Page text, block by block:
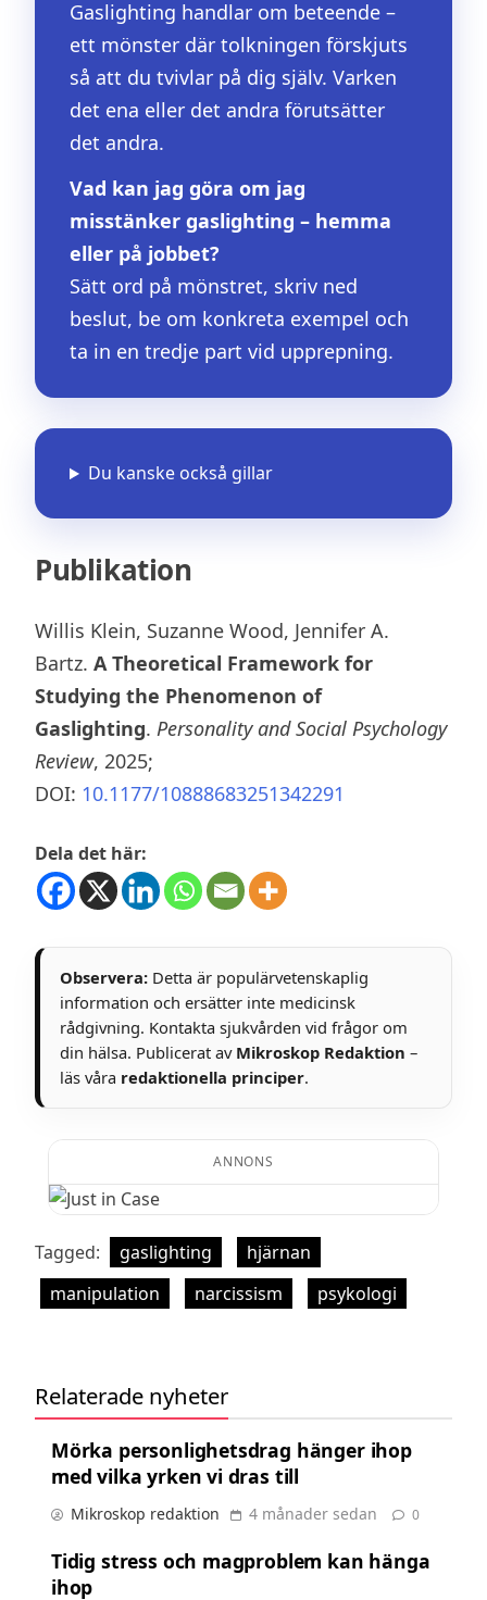
Gaslighting handlar om beteende –
ett mönster där tolkningen förskjuts
så att du tvivlar på dig själv. Varken
det ena eller det andra förutsätter
det andra.
Vad kan jag göra om jag
misstänker gaslighting – hemma
eller på jobbet?
Sätt ord på mönstret, skriv ned
beslut, be om konkreta exempel och
ta in en tredje part vid upprepning.
Du kanske också gillar
Publikation
Willis Klein, Suzanne Wood, Jennifer A.
Bartz. A Theoretical Framework for
Studying the Phenomenon of
Gaslighting. Personality and Social Psychology
Review, 2025;
DOI: 10.1177/10888683251342291
Dela det här:
Observera: Detta är populärvetenskaplig
information och ersätter inte medicinsk
rådgivning. Kontakta sjukvården vid frågor om
din hälsa. Publicerat av Mikroskop Redaktion –
läs våra redaktionella principer.
ANNONS
Tagged: gaslighting
hjärnan
manipulation
narcissism psykologi
Relaterade nyheter
Mörka personlighetsdrag hänger ihop
med vilka yrken vi dras till
Mikroskop redaktion 4 månader sedan 0
Tidig stress och magproblem kan hänga
ihop